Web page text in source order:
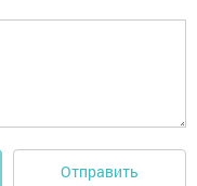
Отправить